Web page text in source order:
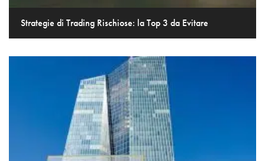
Strategie di Trading Rischiose: la Top 3 da Evitare